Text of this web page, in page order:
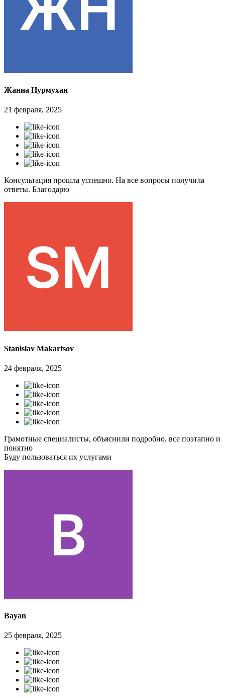
Жанна Нурмухан
21 февраля, 2025
Консультация прошла успешно. На все вопросы получила
ответы. Благодарю
Stanislav Makartsov
24 февраля, 2025
Грамотные специалисты, объяснили подробно, все поэтапно и
понятно
Буду пользоваться их услугами
Bayan
25 февраля, 2025